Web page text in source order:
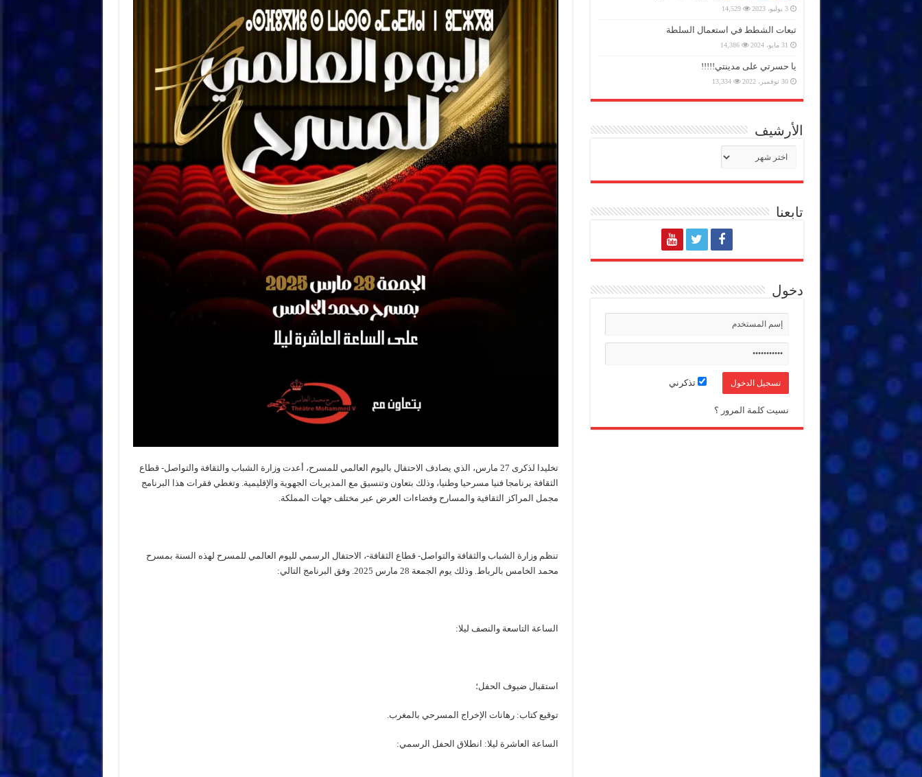
تخليدا لذكرى 27 مارس، الذي يصادف الاحتفال باليوم العالمي للمسرح، أعدت وزارة الشباب والثقافة والتواصل- قطاع
الثقافة برنامجا فنيا مسرحيا وطنيا، وذلك بتعاون وتنسيق مع المديريات الجهوية والإقليمية. وتغطي فقرات هذا البرنامج
مجمل المراكز الثقافية والمسارح وفضاءات العرض عبر مختلف جهات المملكة.
تنظم وزارة الشباب والثقافة والتواصل- قطاع الثقافة-، الاحتفال الرسمي لليوم العالمي للمسرح لهذه السنة بمسرح
محمد الخامس بالرباط. وذلك يوم الجمعة 28 مارس 2025. وفق البرنامج التالي:
الساعة التاسعة والنصف ليلا:
استقبال ضيوف الحفل؛
توقيع كتاب: رهانات الإخراج المسرحي بالمغرب.
الساعة العاشرة ليلا: انطلاق الحفل الرسمي:
3 يوليو، 2023 14,529
تبعات الشطط في استعمال السلطة
31 مايو، 2024 14,386
يا حسرتي على مدينتي!!!!!
30 نوفمبر، 2022 13,334
الأرشيف
تابعنا
دخول
تذكرني
نسيت كلمة المرور ؟